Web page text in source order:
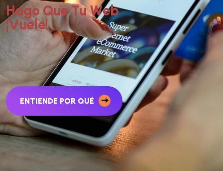
Hago QueTuWeb
¡Vuele!
ENTIENDE POR QUÉ